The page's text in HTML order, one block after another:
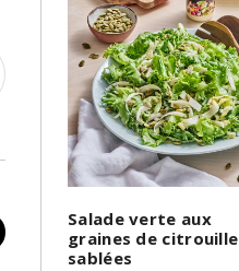
Salade verte aux
graines de citrouille
sablées